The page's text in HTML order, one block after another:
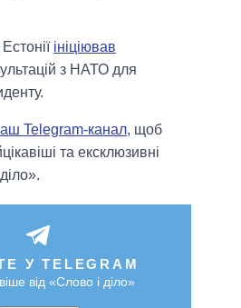
ініціював
з НАТО для
Telegram-канал, щоб
та ексклюзивні
У TELEGRAM
від «Слово і діло»